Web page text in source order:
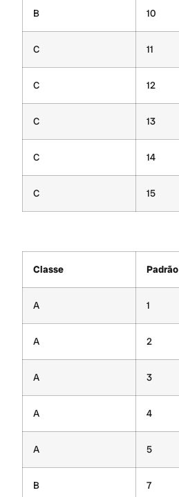
B 10
C 11
C 12
C 13
C 14
C 15
Classe Padrão
A 1
A 2
A 3
A 4
A 5
B 7